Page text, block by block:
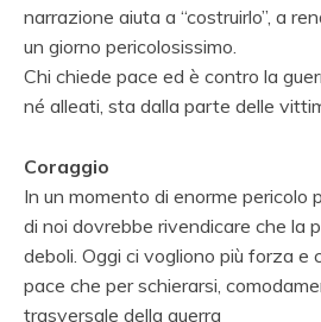
narrazione aiuta a “costruirlo”, a
un giorno pericolosissimo.
Chi chiede pace ed è contro la
né alleati, sta dalla parte delle
Coraggio
In un momento di enorme pericolo
di noi dovrebbe rivendicare che la
deboli. Oggi ci vogliono più forza e
pace che per schierarsi,
trasversale della guerra